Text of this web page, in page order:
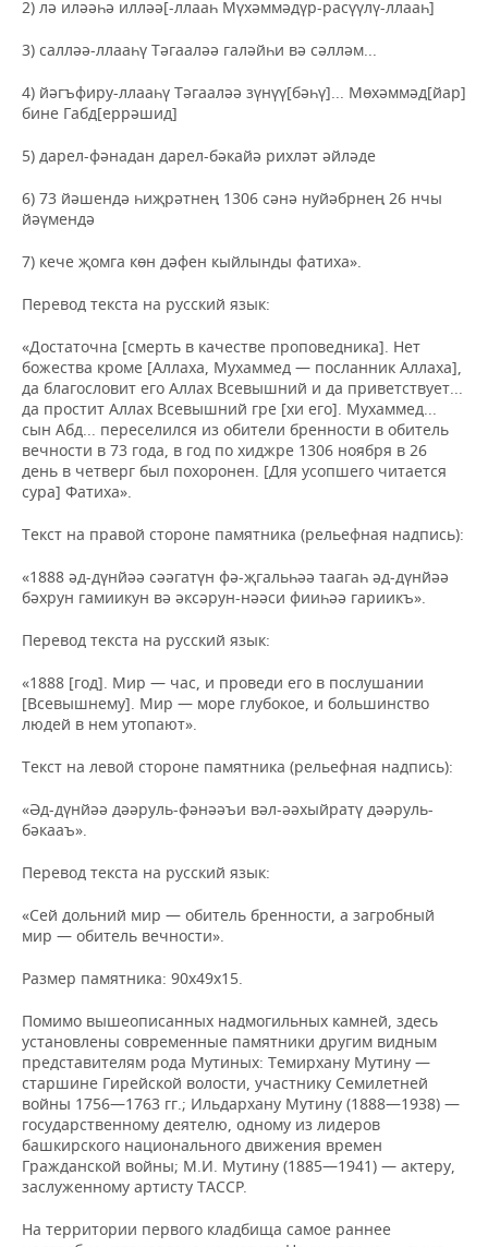
2) лә иләәһә илләә[-ллааһ Мүхәммәдүр-расүүлү-ллааһ]
3) салләә-ллааһү Тәгааләә галәйһи вә сәлләм...
4) йәгъфиру-ллааһү Тәгааләә зүнүү[бәһү]... Мөхәммәд[йар]
бине Габд[еррәшид]
5) дарел-фәнадан дарел-бәкайә рихләт әйләде
6) 73 йәшендә һиҗрәтнең 1306 сәнә нуйәбрнең 26 нчы
йәүмендә
7) кече җомга көн дәфен кыйлынды фатиха».
Перевод текста на русский язык:
«Достаточна [смерть в качестве проповедника]. Нет
божества кроме [Аллаха, Мухаммед — посланник Аллаха],
да благословит его Аллах Всевышний и да приветствует...
да простит Аллах Всевышний гре [хи его]. Мухаммед...
сын Абд... переселился из обители бренности в обитель
вечности в 73 года, в год по хиджре 1306 ноября в 26
день в четверг был похоронен. [Для усопшего читается
сура] Фатиха».
Текст на правой стороне памятника (рельефная надпись):
«1888 әд-дүнйәә сәәгатүн фә-җгальһәә таагаһ әд-дүнйәә
бәхрун гамиикун вә әксәрун-нәәси фииһәә гариикъ».
Перевод текста на русский язык:
«1888 [год]. Мир — час, и проведи его в послушании
[Всевышнему]. Мир — море глубокое, и большинство
людей в нем утопают».
Текст на левой стороне памятника (рельефная надпись):
«Әд-дүнйәә дәәруль-фәнәәъи вәл-әәхыйратү дәәруль-
бәкааъ».
Перевод текста на русский язык:
«Сей дольний мир — обитель бренности, а загробный
мир — обитель вечности».
Размер памятника: 90х49х15.
Помимо вышеописанных надмогильных камней, здесь
установлены современные памятники другим видным
представителям рода Мутиных: Темирхану Мутину —
старшине Гирейской волости, участнику Семилетней
войны 1756—1763 гг.; Ильдархану Мутину (1888—1938) —
государственному деятелю, одному из лидеров
башкирского национального движения времен
Гражданской войны; М.И. Мутину (1885—1941) — актеру,
заслуженному артисту ТАССР.
На территории первого кладбища самое раннее